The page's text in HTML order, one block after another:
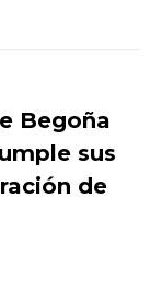
Begoña
sus
de